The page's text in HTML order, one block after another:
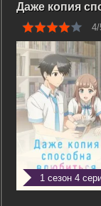
Даже копия
1 сезон 4